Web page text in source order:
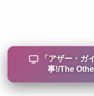
「 アザー・ガ
事!/The